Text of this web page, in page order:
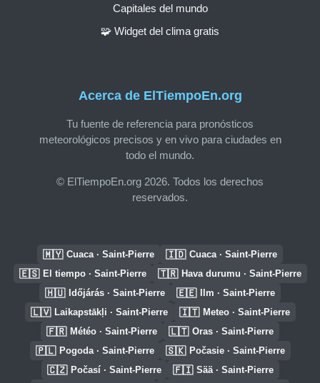
Acerca de ElTiempoEn.org
Tu fuente de referencia para pronósticos
meteorológicos precisos y en vivo para ciudades en
todo el mundo.
© ElTiempoEn.org 2026. Todos los derechos
reservados.
Capitales del mundo
🧩 Widget del clima gratis
🇲🇾 Cuaca · Saint-Pierre 🇮🇩 Cuaca · Saint-Pierre
🇪🇸 El tiempo · Saint-Pierre 🇹🇷 Hava durumu · Saint-Pierre
🇭🇺 Időjárás · Saint-Pierre 🇪🇪 Ilm · Saint-Pierre
🇱🇻 Laikapstākļi · Saint-Pierre 🇮🇹 Meteo · Saint-Pierre
🇫🇷 Météo · Saint-Pierre 🇱🇹 Oras · Saint-Pierre
🇵🇱 Pogoda · Saint-Pierre 🇸🇰 Počasie · Saint-Pierre
🇨🇿 Počasí · Saint-Pierre 🇫🇮 Sää · Saint-Pierre